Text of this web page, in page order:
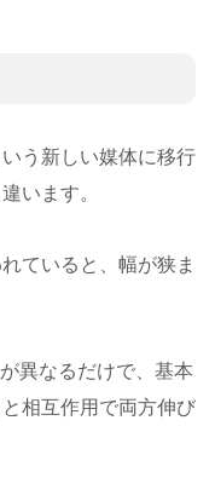
う新しい媒体に移行
います。
ていると、幅が狭ま
異なるだけで、基本
相互作用で両方伸び